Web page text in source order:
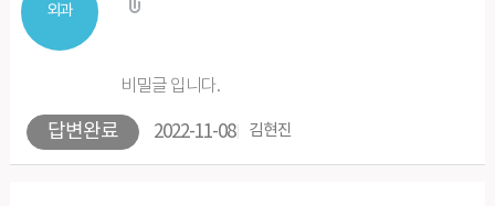
외과
답변완료
비밀글 입니다.
2022-11-08 김현진